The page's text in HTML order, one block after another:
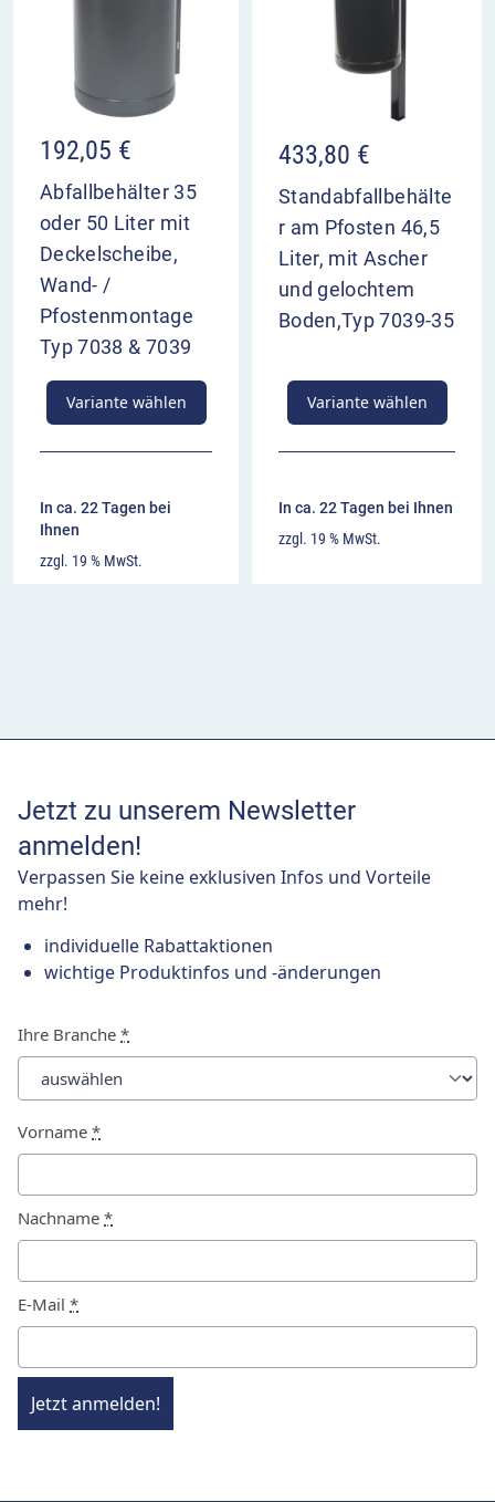
192,05 €
Abfallbehälter 35
oder 50 Liter mit
Deckelscheibe,
Wand- /
Pfostenmontage
Typ 7038 & 7039
Variante wählen
In ca. 22 Tagen bei
Ihnen
zzgl. 19 % MwSt.
433,80 €
Standabfallbehälte
r am Pfosten 46,5
Liter, mit Ascher
und gelochtem
Boden,Typ 7039-35
Variante wählen
In ca. 22 Tagen bei Ihnen
zzgl. 19 % MwSt.
Jetzt zu unserem Newsletter
anmelden!
Verpassen Sie keine exklusiven Infos und Vorteile
mehr!
individuelle Rabattaktionen
wichtige Produktinfos und -änderungen
Ihre Branche *
Vorname *
Nachname *
E-Mail *
Jetzt anmelden!